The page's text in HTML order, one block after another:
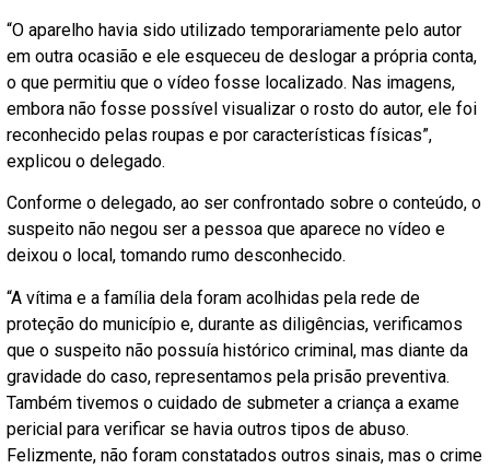
“O aparelho havia sido utilizado temporariamente pelo autor
em outra ocasião e ele esqueceu de deslogar a própria conta,
o que permitiu que o vídeo fosse localizado. Nas imagens,
embora não fosse possível visualizar o rosto do autor, ele foi
reconhecido pelas roupas e por características físicas”,
explicou o delegado.
Conforme o delegado, ao ser confrontado sobre o conteúdo, o
suspeito não negou ser a pessoa que aparece no vídeo e
deixou o local, tomando rumo desconhecido.
“A vítima e a família dela foram acolhidas pela rede de
proteção do município e, durante as diligências, verificamos
que o suspeito não possuía histórico criminal, mas diante da
gravidade do caso, representamos pela prisão preventiva.
Também tivemos o cuidado de submeter a criança a exame
pericial para verificar se havia outros tipos de abuso.
Felizmente, não foram constatados outros sinais, mas o crime